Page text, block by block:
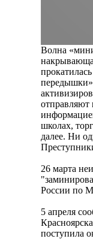
Волна
отправляют
школах,
далее. Ни
26 марта
России по
5 апреля
поступила